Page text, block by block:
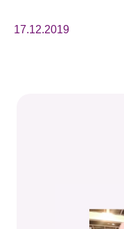
17.12.2019